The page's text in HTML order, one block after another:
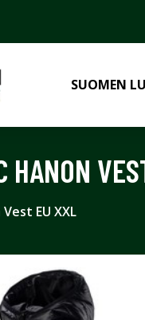
SUOMEN
HANON
EU XXL